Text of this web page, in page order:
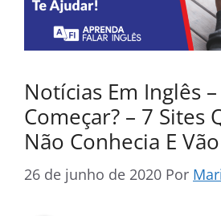
Notícias Em Inglês
Começar? – 7 Sites
Não Conhecia E
26 de junho de 2020 Por